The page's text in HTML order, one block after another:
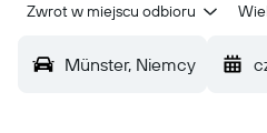
Zwrot w miejscu odbioru
Münster, Niemcy